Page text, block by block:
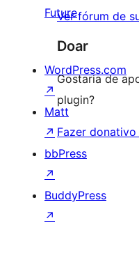
Ver fórum de
Doar
Gostaria de
plugin?
Fazer
Future
WordPress.com
↗
Matt
↗
bbPress
↗
BuddyPress
↗